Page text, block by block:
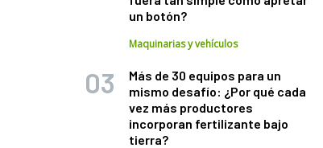
un botón?
Maquinarias y vehículos
Más de 30 equipos para un
mismo desafío: ¿Por qué cada
vez más productores
incorporan fertilizante bajo
tierra?